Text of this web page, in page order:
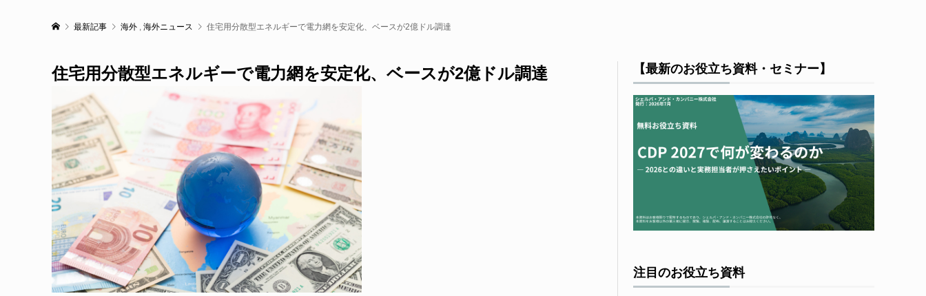
最新記事 海外 , 海外ニュース 住宅用分散型エネルギーで電力網を安定化、ベースが2億ドル調達
住宅用分散型エネルギーで電力網を安定化、ベースが2億ドル調達 【最新のお役立ち資料・セミナー】
注目のお役立ち資料